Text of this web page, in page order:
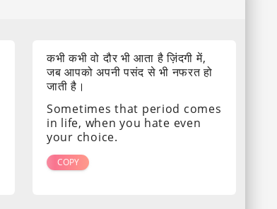
कभी कभी वो दौर भी आता है ज़िंदगी में,
जब आपको अपनी पसंद से भी नफरत हो
जाती है।
Sometimes that period comes
in life, when you hate even
your choice.
COPY